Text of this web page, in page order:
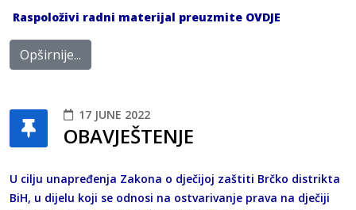
Raspoloživi radni materijal preuzmite OVDJE
Opširnije...
17 JUNE 2022
OBAVJEŠTENJE
U cilju unapređenja Zakona o dječijoj zaštiti Brčko distrikta
BiH, u dijelu koji se odnosi na ostvarivanje prava na dječiji